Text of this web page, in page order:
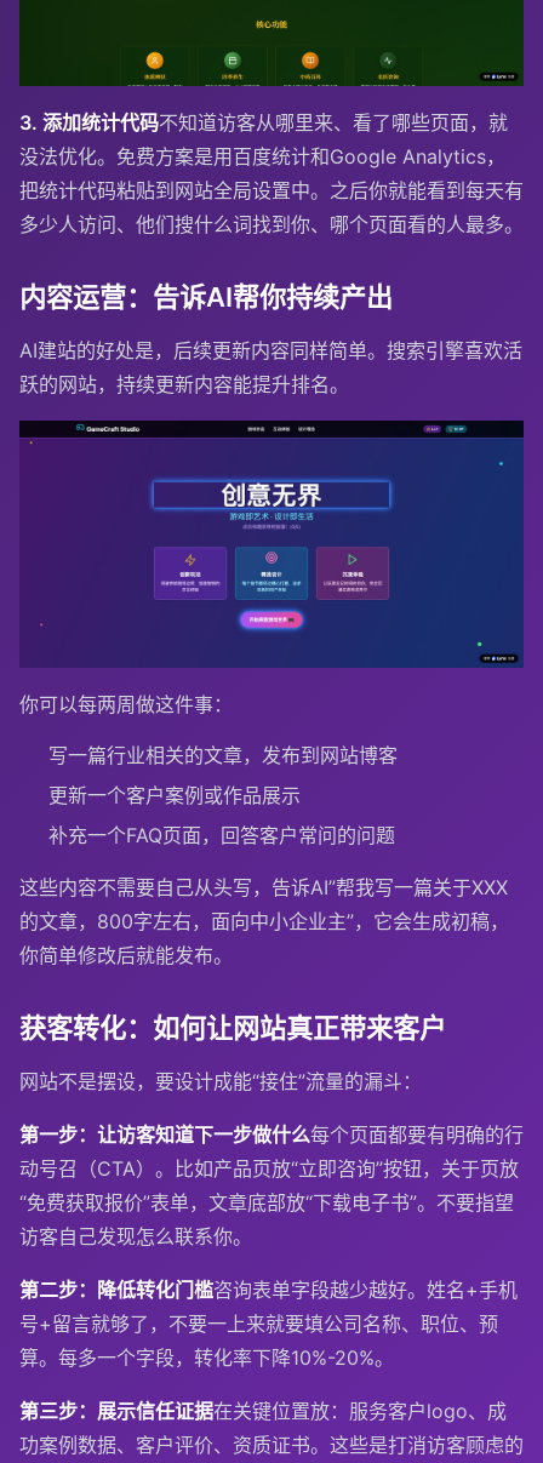
3. 添加统计代码不知道访客从哪里来、看了哪些页面，就
没法优化。免费方案是用百度统计和Google Analytics，
把统计代码粘贴到网站全局设置中。之后你就能看到每天有
多少人访问、他们搜什么词找到你、哪个页面看的人最多。
内容运营：告诉AI帮你持续产出
AI建站的好处是，后续更新内容同样简单。搜索引擎喜欢活
跃的网站，持续更新内容能提升排名。
你可以每两周做这件事：
写一篇行业相关的文章，发布到网站博客
更新一个客户案例或作品展示
补充一个FAQ页面，回答客户常问的问题
这些内容不需要自己从头写，告诉AI”帮我写一篇关于XXX
的文章，800字左右，面向中小企业主”，它会生成初稿，
你简单修改后就能发布。
获客转化：如何让网站真正带来客户
网站不是摆设，要设计成能“接住”流量的漏斗：
第一步：让访客知道下一步做什么每个页面都要有明确的行
动号召（CTA）。比如产品页放“立即咨询”按钮，关于页放
“免费获取报价”表单，文章底部放“下载电子书”。不要指望
访客自己发现怎么联系你。
第二步：降低转化门槛咨询表单字段越少越好。姓名+手机
号+留言就够了，不要一上来就要填公司名称、职位、预
算。每多一个字段，转化率下降10%-20%。
第三步：展示信任证据在关键位置放：服务客户logo、成
功案例数据、客户评价、资质证书。这些是打消访客顾虑的